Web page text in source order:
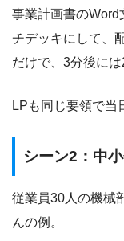
事業計画書のWord
チデッキにして、
だけで、3分後には
LPも同じ要領で当
シーン2：中
従業員30人の機械
んの例。